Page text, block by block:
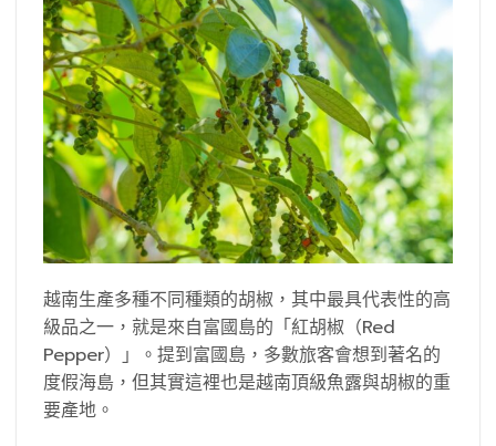
越南生產多種不同種類的胡椒，其中最具代表性的高
級品之一，就是來自富國島的「紅胡椒（Red
Pepper）」。提到富國島，多數旅客會想到著名的
度假海島，但其實這裡也是越南頂級魚露與胡椒的重
要產地。